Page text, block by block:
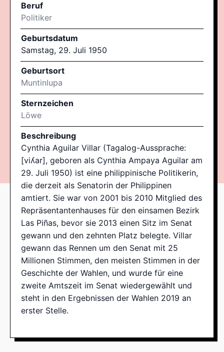
Beruf
Politiker
Geburtsdatum
Samstag, 29. Juli 1950
Geburtsort
Muntinlupa
Sternzeichen
Löwe
Beschreibung
Cynthia Aguilar Villar (Tagalog-Aussprache:
[viʎar], geboren als Cynthia Ampaya Aguilar am
29. Juli 1950) ist eine philippinische Politikerin,
die derzeit als Senatorin der Philippinen
amtiert. Sie war von 2001 bis 2010 Mitglied des
Repräsentantenhauses für den einsamen Bezirk
Las Piñas, bevor sie 2013 einen Sitz im Senat
gewann und den zehnten Platz belegte. Villar
gewann das Rennen um den Senat mit 25
Millionen Stimmen, den meisten Stimmen in der
Geschichte der Wahlen, und wurde für eine
zweite Amtszeit im Senat wiedergewählt und
steht in den Ergebnissen der Wahlen 2019 an
erster Stelle.